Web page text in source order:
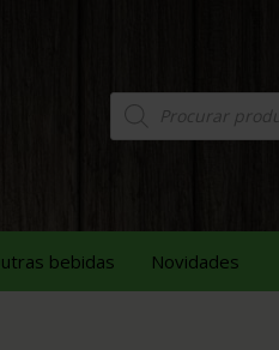
bebidas Novidades